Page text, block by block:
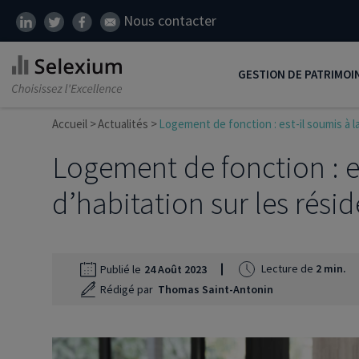
Nous contacter
GESTION DE
Développer son
Réduire ses impôts
Préparer sa retraite
Protéger ses proches
Défiscalisation
Accueil Actualités Logement de fonction : est-il soumis à
Logement de fonction :
d’habitation sur les
Publié le 24 Août 2023 Lecture de 2 min.
Rédigé par Thomas Saint-Antonin